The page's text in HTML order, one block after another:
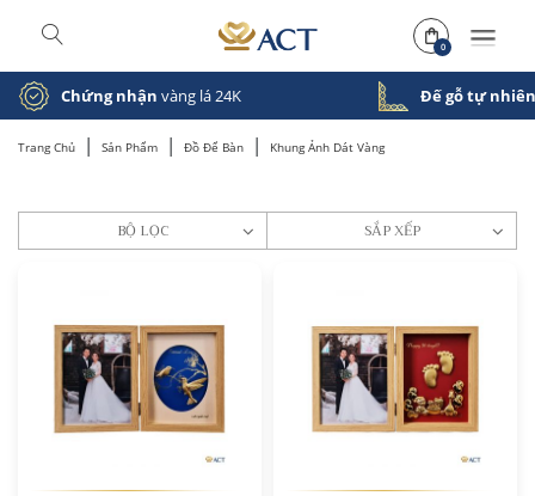
0
Chứng nhận vàng lá 24K Đế gỗ tự
Trang Chủ | Sản Phẩm | Đồ Để Bàn | Khung Ảnh Dát Vàng
BỘ LỌC SẮP XẾP